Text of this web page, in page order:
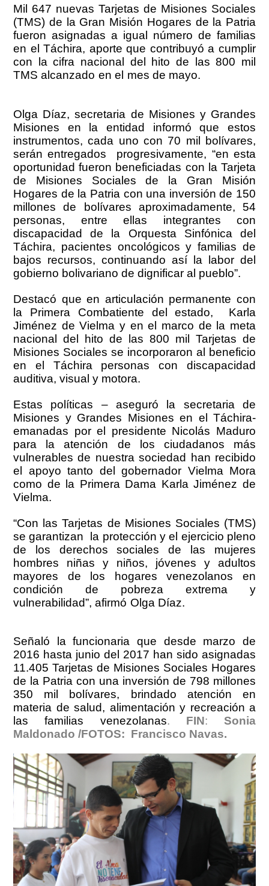
Mil 647 nuevas Tarjetas de Misiones Sociales
(TMS) de la Gran Misión Hogares de la Patria
fueron asignadas a igual número de familias
en el Táchira, aporte que contribuyó a cumplir
con la cifra nacional del hito de las 800 mil
TMS alcanzado en el mes de mayo.
Olga Díaz, secretaria de Misiones y Grandes
Misiones en la entidad informó que estos
instrumentos, cada uno con 70 mil bolívares,
serán entregados progresivamente, “en esta
oportunidad fueron beneficiadas con la Tarjeta
de Misiones Sociales de la Gran Misión
Hogares de la Patria con una inversión de 150
millones de bolívares aproximadamente, 54
personas, entre ellas integrantes con
discapacidad de la Orquesta Sinfónica del
Táchira, pacientes oncológicos y familias de
bajos recursos, continuando así la labor del
gobierno bolivariano de dignificar al pueblo”.
Destacó que en articulación permanente con
la Primera Combatiente del estado, Karla
Jiménez de Vielma y en el marco de la meta
nacional del hito de las 800 mil Tarjetas de
Misiones Sociales se incorporaron al beneficio
en el Táchira personas con discapacidad
auditiva, visual y motora.
Estas políticas – aseguró la secretaria de
Misiones y Grandes Misiones en el Táchira-
emanadas por el presidente Nicolás Maduro
para la atención de los ciudadanos más
vulnerables de nuestra sociedad han recibido
el apoyo tanto del gobernador Vielma Mora
como de la Primera Dama Karla Jiménez de
Vielma.
“Con las Tarjetas de Misiones Sociales (TMS)
se garantizan la protección y el ejercicio pleno
de los derechos sociales de las mujeres
hombres niñas y niños, jóvenes y adultos
mayores de los hogares venezolanos en
condición de pobreza extrema y
vulnerabilidad”, afirmó Olga Díaz.
Señaló la funcionaria que desde marzo de
2016 hasta junio del 2017 han sido asignadas
11.405 Tarjetas de Misiones Sociales Hogares
de la Patria con una inversión de 798 millones
350 mil bolívares, brindado atención en
materia​ de salud, alimentación y recreación a
las familias venezolanas. FIN: Sonia
Maldonado /FOTOS: Francisco Navas.